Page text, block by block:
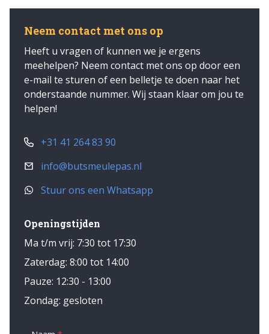
Neem contact met ons op
Heeft u vragen of kunnen we je ergens
meehelpen? Neem contact met ons op door een
e-mail te sturen of een belletje te doen naar het
onderstaande nummer. Wij staan klaar om jou te
helpen!
+31 41 264 83 90
info@butsmeulepas.nl
Stuur ons een Whatsapp
Openingstijden
Ma t/m vrij: 7:30 tot 17:30
Zaterdag: 8:00 tot 14:00
Pauze: 12:30 - 13:00
Zondag: gesloten